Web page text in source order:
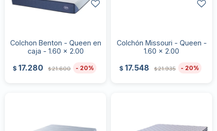
Colchon Benton - Queen en
caja - 1.60 x 2.00
$ 17.280 $21.600 20
Colchón Missouri - Queen -
1.60 x 2.00
$ 17.548 $21.935 20